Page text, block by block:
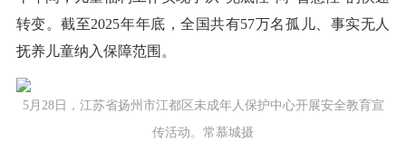
转变。截至2025年年底，全国共有57万名孤儿、事实无人
抚养儿童纳入保障范围。
5月28日，江苏省扬州市江都区未成年人保护中心开展安全教育宣
传活动。常慕城摄